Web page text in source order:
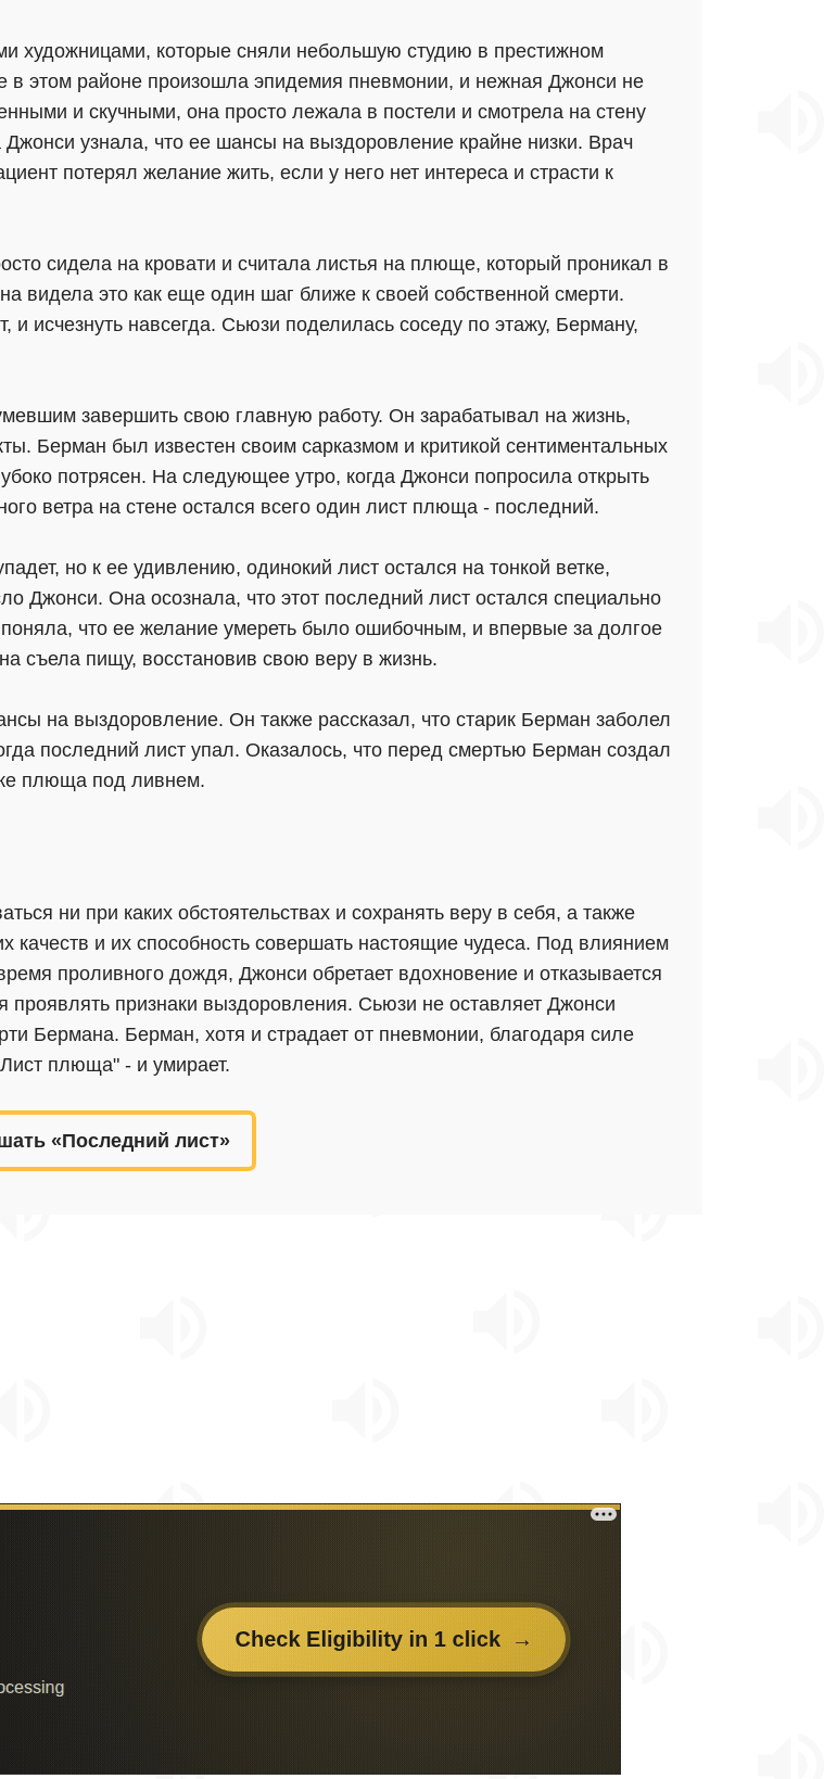
которые сняли небольшую студию в престижном
этом районе произошла эпидемия пневмонии, и нежная Джонси не
и скучными, она просто лежала в постели и смотрела на стену
узнала, что ее шансы на выздоровление крайне низки. Врач
потерял желание жить, если у него нет интереса и страсти к
сидела на кровати и считала листья на плюще, который проникал в
видела это как еще один шаг ближе к своей собственной смерти.
и исчезнуть навсегда. Сьюзи поделилась соседу по этажу, Берману,
завершить свою главную работу. Он зарабатывал на жизнь,
Берман был известен своим сарказмом и критикой сентиментальных
потрясен. На следующее утро, когда Джонси попросила открыть
ветра на стене остался всего один лист плюща - последний.
но к ее удивлению, одинокий лист остался на тонкой ветке,
Джонси. Она осознала, что этот последний лист остался специально
что ее желание умереть было ошибочным, и впервые за долгое
съела пищу, восстановив свою веру в жизнь.
на выздоровление. Он также рассказал, что старик Берман заболел
последний лист упал. Оказалось, что перед смертью Берман создал
плюща под ливнем.
ни при каких обстоятельствах и сохранять веру в себя, а также
качеств и их способность совершать настоящие чудеса. Под влиянием
проливного дождя, Джонси обретает вдохновение и отказывается
признаки выздоровления. Сьюзи не оставляет Джонси
Бермана. Берман, хотя и страдает от пневмонии, благодаря силе
плюща" - и умирает.
«Последний лист»